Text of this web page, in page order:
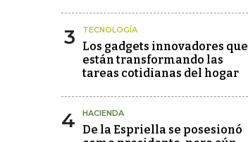
3 TECNOLOGÍA
Los gadgets innovadores que
están transformando las
tareas cotidianas del hogar
4 HACIENDA
De la Espriella se posesionó